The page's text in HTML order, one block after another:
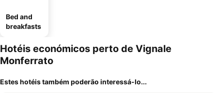
Bed and
breakfasts
Hotéis económicos perto de Vignale
Monferrato
Estes hotéis também poderão interessá-lo...